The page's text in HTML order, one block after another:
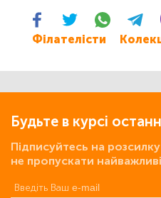
Філателісти
Будьте в курсі
Підписуйтесь на
не пропускати